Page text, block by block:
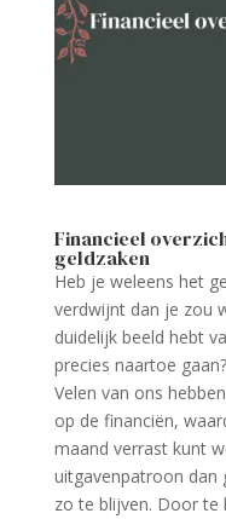
Financieel
geldzaken
Heb je weleens het
verdwijnt dan je zou
duidelijk beeld hebt
precies naartoe
Velen van ons
op de financiën,
maand verrast kunt
uitgavenpatroon dan
zo te blijven. Door te